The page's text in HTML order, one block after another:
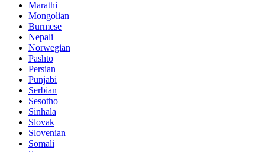
Marathi
Mongolian
Burmese
Nepali
Norwegian
Pashto
Persian
Punjabi
Serbian
Sesotho
Sinhala
Slovak
Slovenian
Somali